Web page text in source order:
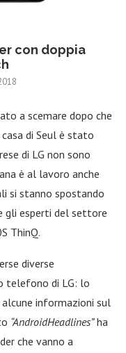
con doppia
a scemare dopo che
di Seul è stato
di LG non sono
è al lavoro anche
si stanno spostando
gli esperti del settore
ThinQ.
diverse
telefono di LG: lo
informazioni sul
“AndroidHeadlines”ha
che vanno a